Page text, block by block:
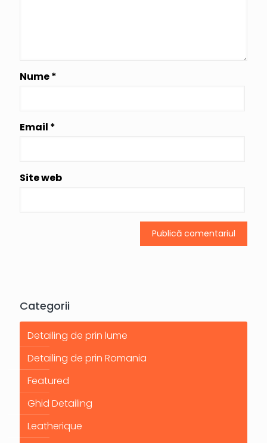
Nume*
Email *
Site web
Categorii
Detailing de prin lume
Detailing de prin Romania
Featured
Ghid Detailing
Leatherique